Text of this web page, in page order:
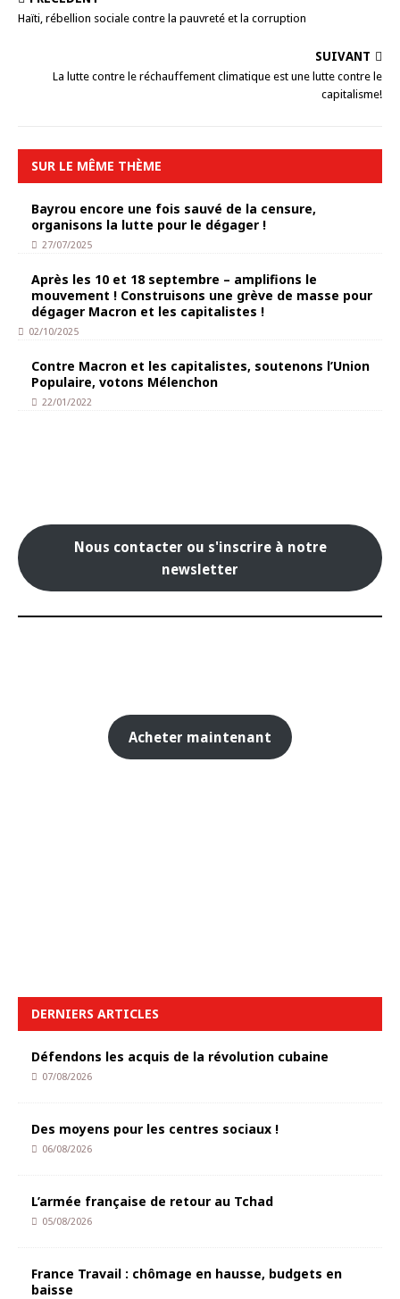
Haïti, rébellion sociale contre la pauvreté et la corruption
SUIVANT
La lutte contre le réchauffement climatique est une lutte contre le
capitalisme!
SUR LE MÊME THÈME
Bayrou encore une fois sauvé de la censure,
organisons la lutte pour le dégager !
27/07/2025
Après les 10 et 18 septembre – amplifions le
mouvement ! Construisons une grève de masse pour
dégager Macron et les capitalistes !
02/10/2025
Contre Macron et les capitalistes, soutenons l’Union
Populaire, votons Mélenchon
22/01/2022
Nous contacter ou s'inscrire à notre
newsletter
Acheter maintenant
DERNIERS ARTICLES
Défendons les acquis de la révolution cubaine
07/08/2026
Des moyens pour les centres sociaux !
06/08/2026
L’armée française de retour au Tchad
05/08/2026
France Travail : chômage en hausse, budgets en
baisse